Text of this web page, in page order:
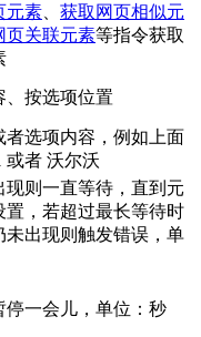
元素
获取网页相似元
页关联元素等指令获取
、按选项位置
者选项内容，例如上面
或者 沃尔沃
现则一直等待，直到元
置，若超过最长等待时
未出现则触发错误，单
停一会儿，单位：秒